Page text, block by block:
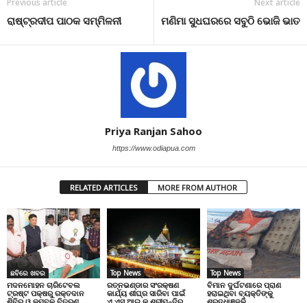
Previous article
ରାଷ୍ଟ୍ରଦୀପ ପାଠକ ସମ୍ମିଳନୀ
Next article
ମଣିମା ସୁଧଘରରେ ସବୁଠି ଭୋଜି ଭାତ
Priya Ranjan Sahoo
https://www.odiapua.com
RELATED ARTICLES MORE FROM AUTHOR
ଛବିରେ ଖବର
ମଦନମୋହନ ଚାରିଟେବଲ
ଟ୍ରଷ୍ଟ ପକ୍ଷରୁ ରକ୍ତଦାନ
Top News
ରତ୍ନଭଣ୍ଡାର ସଂରକ୍ଷଣ
କାର୍ଯ୍ୟ ଶୀଘ୍ର ସାରିବା ପାଇଁ
Top News
ବିମାନ ଦୁର୍ଘଟଣାରେ ପ୍ରାଣ
ହରାଇଥିବା ବ୍ୟକ୍ତିଙ୍କୁ